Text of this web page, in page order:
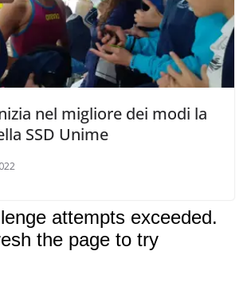
nel migliore dei modi la
SSD Unime